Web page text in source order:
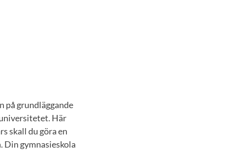
på grundläggande
Här
skall du göra en
Din gymnasieskola